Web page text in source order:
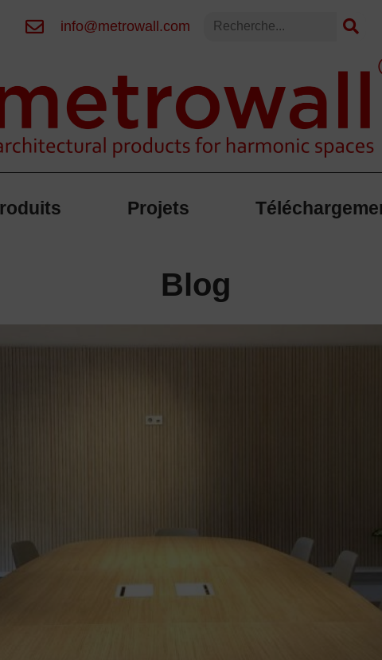
info@metrowall.com
Projets
Blog